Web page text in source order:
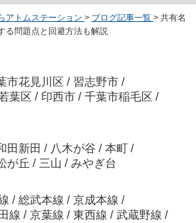
アトムステーション > ブログ記事一覧 > 共有名
る問題点と回避方法も解説
市花見川区 / 習志野市 /
葉区 / 印西市 / 千葉市稲毛区 /
田新田 / 八木が谷 / 本町 /
が丘 / 三山 / みやぎ台
/ 総武本線 / 京成本線 /
線 / 京葉線 / 東西線 / 武蔵野線 /